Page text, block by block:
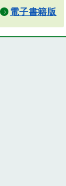
電子書籍版